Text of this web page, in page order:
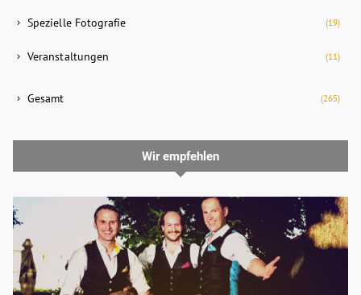
Spezielle Fotografie (19)
Veranstaltungen (11)
Gesamt (265)
Wir empfehlen